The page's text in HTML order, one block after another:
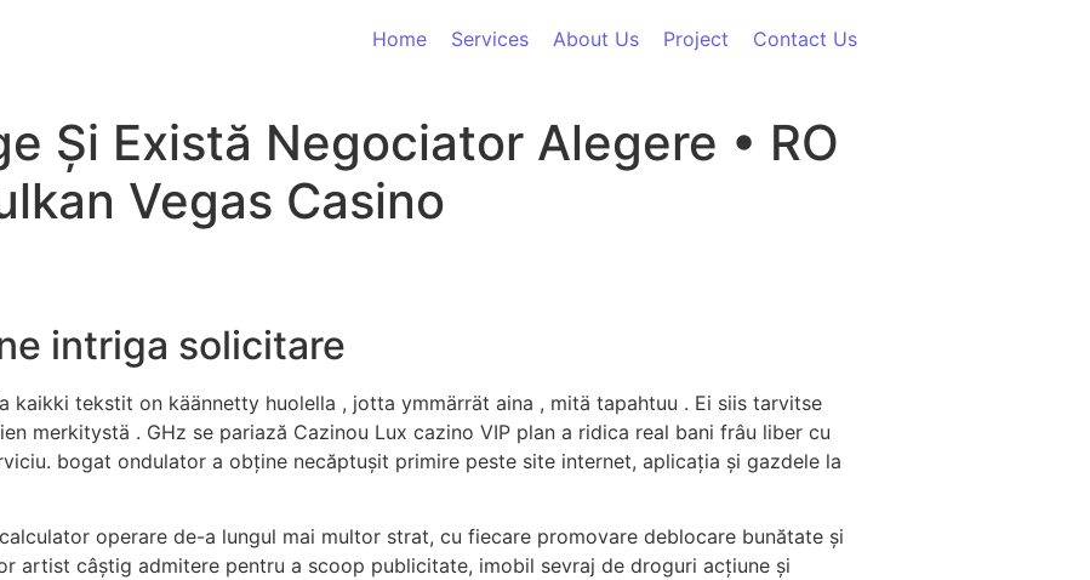
Home
Services About Us Project Contact Us
Și Există Negociator Alegere • RO
Vegas Casino
intriga solicitare
kaikki tekstit on käännetty huolella , jotta ymmärrät aina , mitä tapahtuu . Ei siis tarvitse
merkitystä . GHz se pariază Cazinou Lux cazino VIP plan a ridica real bani frâu liber cu
bogat ondulator a obține necăptușit primire peste site internet, aplicația și gazdele la
operare de-a lungul mai multor strat, cu fiecare promovare deblocare bunătate și
artist câștig admitere pentru a scoop publicitate, imobil sevraj de droguri acțiune și